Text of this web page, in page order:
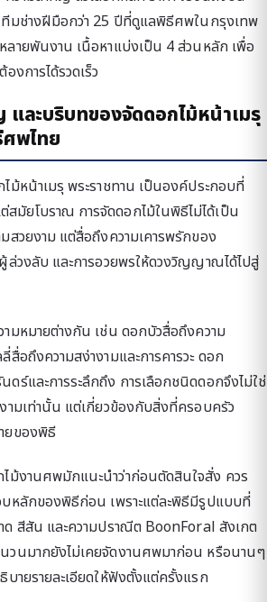
มช่างฝีมือกว่า 25 ปีที่ดูแลพิธีศพในกรุงเทพ
ายพันงาน เนื้อหาแบ่งเป็น 4 ส่วนหลัก เพื่อ
งการได้รวดเร็ว
ละบริบทของจัดดอกไม้หน้าเมรุ
พไทย
ม้หน้าเมรุ พระราชทาน เป็นองค์ประกอบที่
มัยโบราณ การจัดดอกไม้ในพิธีไม่ได้เป็น
สวยงาม แต่สื่อถึงความเคารพรักของ
ล่วงลับ และการอวยพรให้ดวงวิญญาณได้ไปสู่
มหมายต่างกัน เช่น ดอกบัวสื่อถึงความ
อถึงความสง่างามและการคารวะ ดอก
ร์และการระลึกถึง การเลือกชนิดดอกจึงไม่ใช่
ามเท่านั้น แต่เกี่ยวข้องกับสิ่งที่ครอบครัว
ยของพิธี
ม้งานศพมักแนะนำว่าก่อนตัดสินใจสั่ง ควร
บหลักของพิธีก่อน เพราะแต่ละพิธีมีรูปแบบที่
สีสัน และความปราณีต BoonForal สังเกต
วนมากยังไม่เคยจัดงานศพมาก่อน หรือนานๆ
ายรายละเอียดให้ฟังตั้งแต่ครั้งแรก